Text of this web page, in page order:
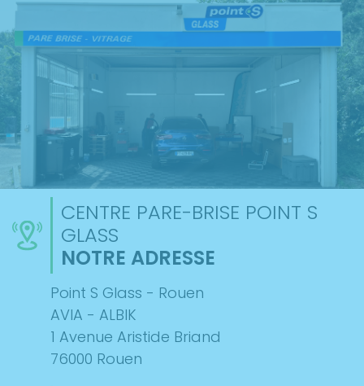
CENTRE PARE-BRISE POINT S
GLASS
NOTRE ADRESSE
Point S Glass - Rouen
AVIA - ALBIK
1 Avenue Aristide Briand
76000 Rouen